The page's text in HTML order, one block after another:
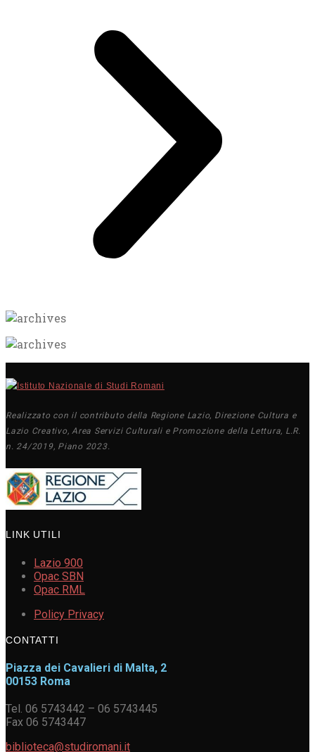
Realizzato con il contributo della Regione Lazio, Direzione Cultura e
Lazio Creativo, Area Servizi Culturali e Promozione della Lettura, L.R.
n. 24/2019, Piano 2023.
LINK UTILI
Lazio 900
Opac SBN
Opac RML
Policy Privacy
CONTATTI
Piazza dei Cavalieri di Malta, 2
00153 Roma
Tel. 06 5743442 – 06 5743445
Fax 06 5743447
biblioteca@studiromani.it